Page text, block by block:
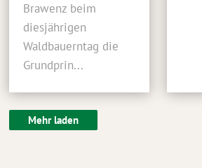
Brawenz beim
diesjährigen
Waldbauerntag die
Grundprin...
Mehr laden